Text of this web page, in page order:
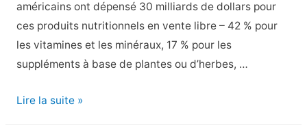
américains ont dépensé 30 milliards de dollars pour
ces produits nutritionnels en vente libre – 42 % pour
les vitamines et les minéraux, 17 % pour les
suppléments à base de plantes ou d’herbes, …
7Lire la suite »